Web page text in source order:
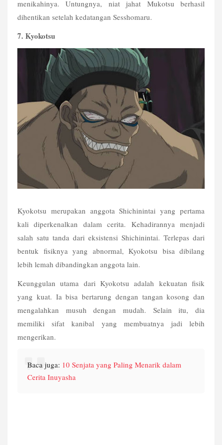
menikahinya. Untungnya, niat jahat Mukotsu berhasil
dihentikan setelah kedatangan Sesshomaru.
7. Kyokotsu
Kyokotsu merupakan anggota Shichinintai yang pertama
kali diperkenalkan dalam cerita. Kehadirannya menjadi
salah satu tanda dari eksistensi Shichinintai. Terlepas dari
bentuk fisiknya yang abnormal, Kyokotsu bisa dibilang
lebih lemah dibandingkan anggota lain.
Keunggulan utama dari Kyokotsu adalah kekuatan fisik
yang kuat. Ia bisa bertarung dengan tangan kosong dan
mengalahkan musuh dengan mudah. Selain itu, dia
memiliki sifat kanibal yang membuatnya jadi lebih
mengerikan.
Baca juga: 10 Senjata yang Paling Menarik dalam
Cerita Inuyasha